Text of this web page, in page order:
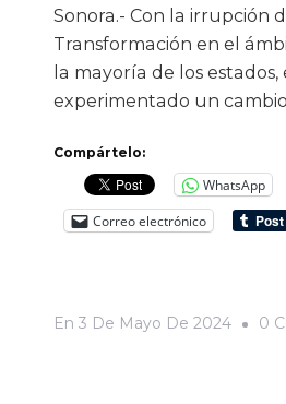
Sonora.- Con la irrupción
Transformación en el
la mayoría de los
experimentado un
Compártelo:
WhatsApp
Correo electrónico
En 3 De Mayo De 2024 0